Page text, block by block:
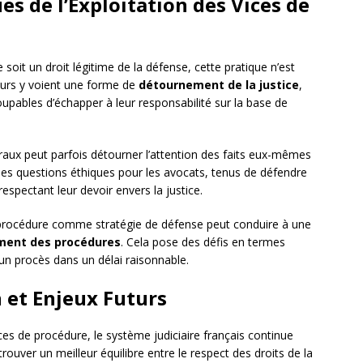
soit un droit légitime de la défense, cette pratique n’est
y voient une forme de détournement de la justice,
d’échapper à leur responsabilité sur la base de
peut parfois détourner l’attention des faits eux-mêmes
questions éthiques pour les avocats, tenus de défendre
leur devoir envers la justice.
comme stratégie de défense peut conduire à une
des procédures. Cela pose des défis en termes
procès dans un délai raisonnable.
et Enjeux Futurs
de procédure, le système judiciaire français continue
un meilleur équilibre entre le respect des droits de la